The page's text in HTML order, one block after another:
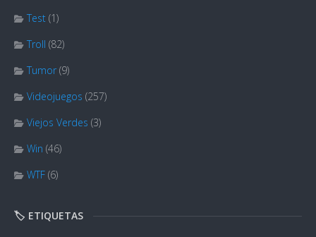
Test (1)
Troll (82)
Tumor (9)
Videojuegos (257)
Viejos Verdes (3)
Win (46)
WTF (6)
🏷️ ETIQUETAS